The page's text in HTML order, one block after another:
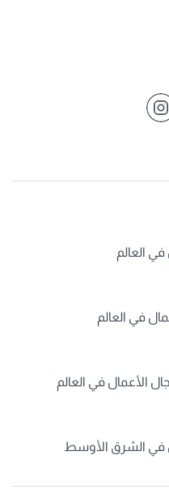
العالم
في العالم
الأعمال في العالم
الشرق الأوسط